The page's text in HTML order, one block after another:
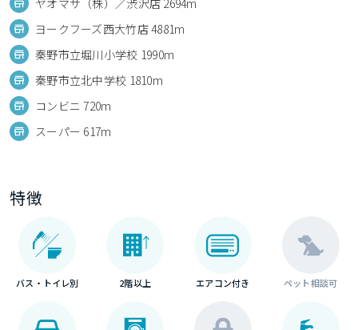
ヤオマサ（株）／渋沢店 2694m
ヨークフーズ西大竹店 4881m
秦野市立堀川小学校 1990m
秦野市立北中学校 1810m
コンビニ 720m
スーパー 617m
特徴
バス・トイレ別 2階以上 エアコン付き ペット相談可